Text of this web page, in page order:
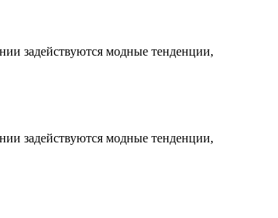
задействуются модные тенденции,
задействуются модные тенденции,